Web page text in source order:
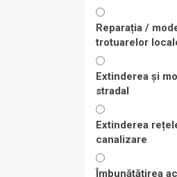
Reparația /
trotuarelor
Extinderea și
stradal
Extinderea
canalizare
Îmbunătățirea